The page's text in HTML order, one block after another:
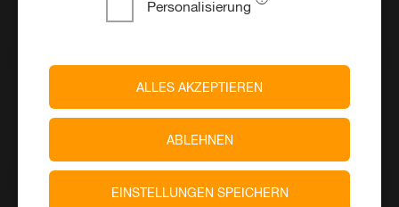
Personalisierung
ALLES AKZEPTIEREN
ABLEHNEN
EINSTELLUNGEN SPEICHERN